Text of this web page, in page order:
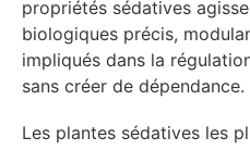
propriétés sédatives
biologiques précis,
impliqués dans la
sans créer de dépendance.
Les plantes sédatives les